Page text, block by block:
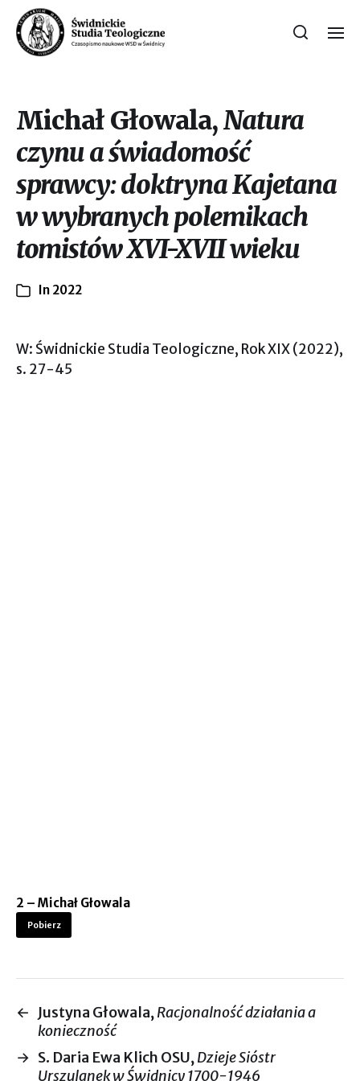
Michał Głowala,Natura
czynu a świadomość
sprawcy: doktryna Kajetana
w wybranych polemikach
tomistów XVI-XVII wieku
In 2022
W: Świdnickie Studia Teologiczne, Rok XIX (2022),
s. 27-45
2 – Michał Głowala
Pobierz
← Justyna Głowala,Racjonalność działania a
konieczność
→ S. Daria Ewa Klich OSU,Dzieje Sióstr
Urszulanek w Świdnicy 1700-1946